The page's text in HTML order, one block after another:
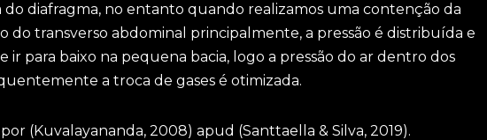
do diafragma, no entanto quando realizamos uma contenção da
do transverso abdominal principalmente, a pressão é distribuída e
ir para baixo na pequena bacia, logo a pressão do ar dentro dos
a troca de gases é otimizada.
(Kuvalayananda, 2008) apud (Santtaella & Silva, 2019).